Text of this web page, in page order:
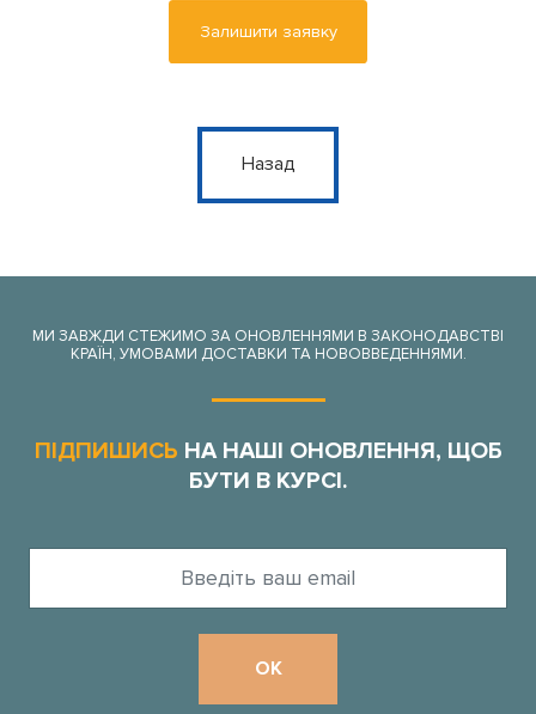
Залишити заявку
Назад
МИ ЗАВЖДИ СТЕЖИМО ЗА ОНОВЛЕННЯМИ В ЗАКОНОДАВСТВІ
КРАЇН, УМОВАМИ ДОСТАВКИ ТА НОВОВВЕДЕННЯМИ.
ПІДПИШИСЬ НА НАШІ ОНОВЛЕННЯ, ЩОБ
БУТИ В КУРСІ.